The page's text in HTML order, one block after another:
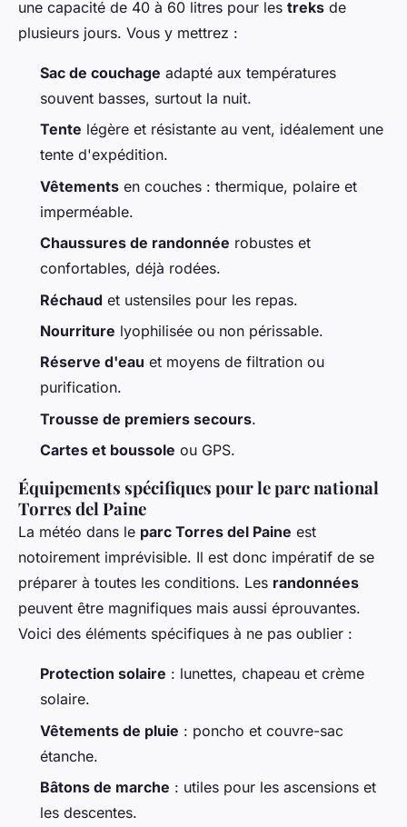
une capacité de 40 à 60 litres pour les treks de
plusieurs jours. Vous y mettrez :
Sac de couchage adapté aux températures
souvent basses, surtout la nuit.
Tente légère et résistante au vent, idéalement une
tente d'expédition.
Vêtements en couches : thermique, polaire et
imperméable.
Chaussures de randonnée robustes et
confortables, déjà rodées.
Réchaud et ustensiles pour les repas.
Nourriture lyophilisée ou non périssable.
Réserve d'eau et moyens de filtration ou
purification.
Trousse de premiers secours.
Cartes et boussole ou GPS.
Équipements spécifiques pour le parc national
Torres del Paine
La météo dans le parc Torres del Paine est
notoirement imprévisible. Il est donc impératif de se
préparer à toutes les conditions. Les randonnées
peuvent être magnifiques mais aussi éprouvantes.
Voici des éléments spécifiques à ne pas oublier :
Protection solaire : lunettes, chapeau et crème
solaire.
Vêtements de pluie : poncho et couvre-sac
étanche.
Bâtons de marche : utiles pour les ascensions et
les descentes.